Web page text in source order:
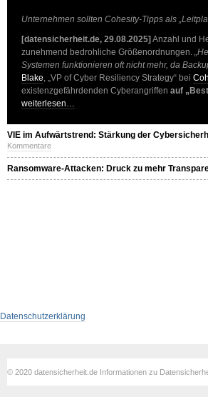
Unternehmen sollten Cohesity-Tipps als
[datensicherheit.de, 29.08.2025] Anzahl und
zunehmend bedrohliche Größenordnungen.
Systemen funktionieren oft nicht mehr, da
Blake, „VP of Cyber Resiliency Strategy“ bei
existenzgefährdenden Cyberangriffen auf
weiterlesen…
VIE im Aufwärtstrend: Stärkung der
Kommentare
Ransomware-Attacken: Druck zu mehr
Datenschutzerklärung
© 2020 datensicherheit.de Informationen zu